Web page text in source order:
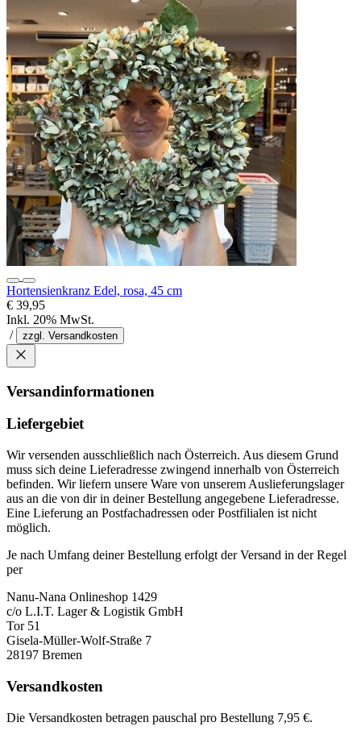
Hortensienkranz Edel, rosa, 45 cm
€ 39,95
Inkl. 20% MwSt.
/
zzgl. Versandkosten
Versandinformationen
Liefergebiet
Wir versenden ausschließlich nach Österreich. Aus diesem Grund
muss sich deine Lieferadresse zwingend innerhalb von Österreich
befinden. Wir liefern unsere Ware von unserem Auslieferungslager
aus an die von dir in deiner Bestellung angegebene Lieferadresse.
Eine Lieferung an Postfachadressen oder Postfilialen ist nicht
möglich.
Je nach Umfang deiner Bestellung erfolgt der Versand in der Regel
per
Nanu-Nana Onlineshop 1429
c/o L.I.T. Lager & Logistik GmbH
Tor 51
Gisela-Müller-Wolf-Straße 7
28197 Bremen
Versandkosten
Die Versandkosten betragen pauschal pro Bestellung 7,95 €.